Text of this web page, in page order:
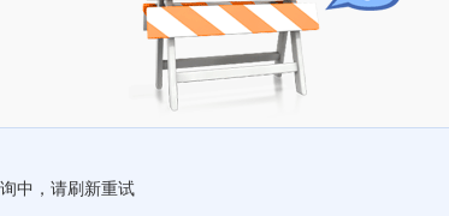
中，请刷新重试